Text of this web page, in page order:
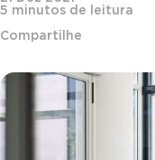
5 minutos de leitura
Compartilhe